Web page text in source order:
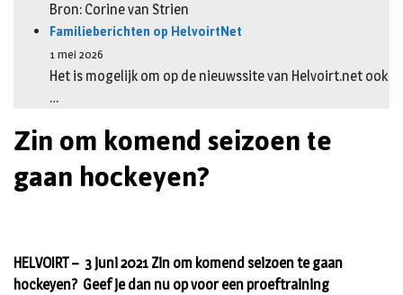
Bron: Corine van Strien
Familieberichten op HelvoirtNet
1 mei 2026
Het is mogelijk om op de nieuwssite van Helvoirt.net ook
…
Zin om komend seizoen te
gaan hockeyen?
HELVOIRT – 3 juni 2021 Zin om komend seizoen te gaan
hockeyen? Geef je dan nu op voor een proeftraining